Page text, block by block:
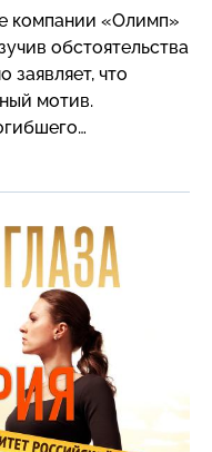
компании «Олимп»
обстоятельства
что
мотив.